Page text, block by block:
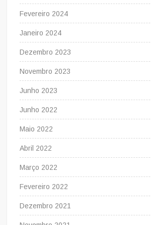
Fevereiro 2024
Janeiro 2024
Dezembro 2023
Novembro 2023
Junho 2023
Junho 2022
Maio 2022
Abril 2022
Março 2022
Fevereiro 2022
Dezembro 2021